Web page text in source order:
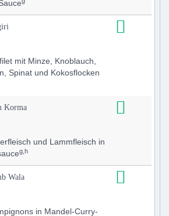
mit Minze, Knoblauch,
Spinat und Kokosflocken
Korma
und Lammfleisch in
g,h
Wala
in Mandel-Curry-